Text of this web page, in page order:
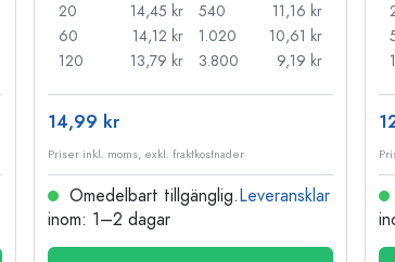
20
14,45 kr
60
14,12 kr
120
13,79 kr
540
11,16 kr
1.020
10,61 kr
3.800
9,19 kr
14,99 kr
Priser inkl. moms, exkl. fraktkostnader
Omedelbart tillgänglig.Leveransklar
inom: 1–2 dagar